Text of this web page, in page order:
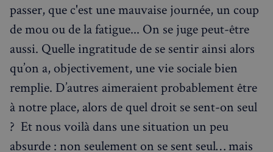
passer, que c'est une mauvaise journée, un coup
de mou ou de la fatigue... On se juge peut-être
aussi. Quelle ingratitude de se sentir ainsi alors
qu’on a, objectivement, une vie sociale bien
remplie. D’autres aimeraient probablement être
à notre place, alors de quel droit se sent-on seul
? Et nous voilà dans une situation un peu
absurde : non seulement on se sent seul… mais